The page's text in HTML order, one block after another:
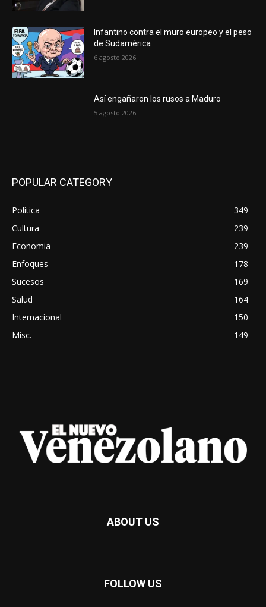
Infantino contra el muro europeo y el peso
de Sudamérica
6 agosto 2026
Así engañaron los rusos a Maduro
5 agosto 2026
POPULAR CATEGORY
Política
349
Cultura
239
Economia
239
Enfoques
178
Sucesos
169
Salud
164
Internacional
150
Misc.
149
ABOUT US
FOLLOW US